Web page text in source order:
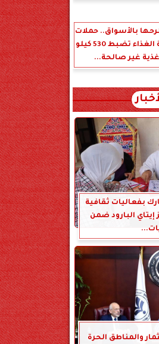
بالأسواق.. حملات
سلامة الغذاء تضبط 530 كيلو
غير صالحة...
بفعاليات ثقافية
إيتاي البارود ضمن
والمناطق الحرة